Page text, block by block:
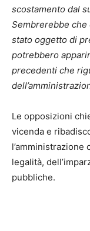
scostamento dal
Sembrerebbe
stato oggetto di
potrebbero
precedenti che
Le opposizioni
vicenda e
legalità,
pubbliche.